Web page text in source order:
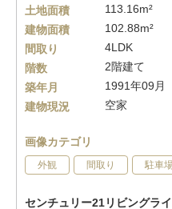
土地面積
113.16m²
建物面積
102.88m²
間取り
4LDK
階数
2階建て
築年月
1991年09月
建物現況
空家
画像カテゴリ
外観 間取り 駐車
センチュリー21リビングラ